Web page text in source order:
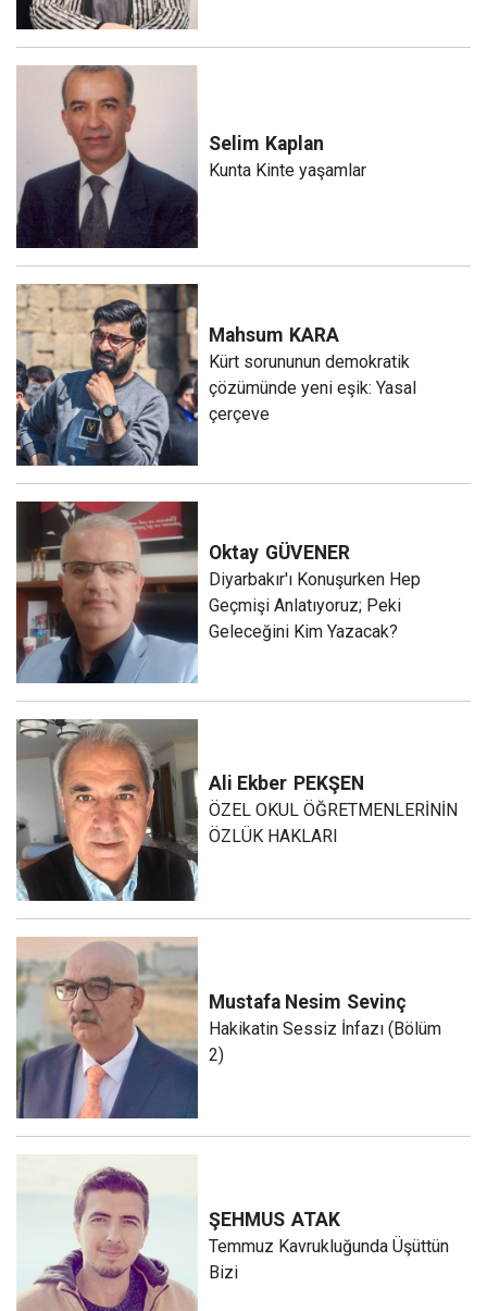
Selim Kaplan
Kunta Kinte yaşamlar
Mahsum KARA
Kürt sorununun demokratik
çözümünde yeni eşik: Yasal
çerçeve
Oktay GÜVENER
Diyarbakır'ı Konuşurken Hep
Geçmişi Anlatıyoruz; Peki
Geleceğini Kim Yazacak?
Ali Ekber PEKŞEN
ÖZEL OKUL ÖĞRETMENLERİNİN
ÖZLÜK HAKLARI
Mustafa Nesim Sevinç
Hakikatin Sessiz İnfazı (Bölüm
2)
ŞEHMUS ATAK
Temmuz Kavrukluğunda Üşüttün
Bizi